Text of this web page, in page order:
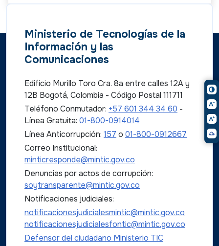
Ministerio de Tecnologías de la
Información y las
Comunicaciones
Edificio Murillo Toro Cra. 8a entre calles 12A y
12B Bogotá, Colombia - Código Postal 111711
Teléfono Conmutador: +57 601 344 34 60 -
Línea Gratuita: 01-800-0914014
Línea Anticorrupción: 157 o 01-800-0912667
Correo Institucional:
minticresponde@mintic.gov.co
Denuncias por actos de corrupción:
soytransparente@mintic.gov.co
Notificaciones judiciales:
notificacionesjudicialesmintic@mintic.gov.co
notificacionesjudicialesfontic@mintic.gov.co
Defensor del ciudadano Ministerio TIC